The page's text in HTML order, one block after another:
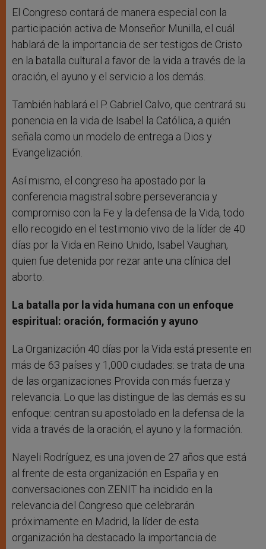
El Congreso contará de manera especial con la
participación activa de Monseñor Munilla, el cuál
hablará de la importancia de ser testigos de Cristo
en la batalla cultural a favor de la vida a través de la
oración, el ayuno y el servicio a los demás.
También hablará el P. Gabriel Calvo, que centrará su
ponencia en la vida de Isabel la Católica, a quién
señala como un modelo de entrega a Dios y
Evangelización.
Así mismo, el congreso ha apostado por la
conferencia magistral sobre perseverancia y
compromiso con la Fe y la defensa de la Vida, todo
ello recogido en el testimonio vivo de la líder de 40
días por la Vida en Reino Unido, Isabel Vaughan,
quien fue detenida por rezar ante una clínica del
aborto.
La batalla por la vida humana con un enfoque
espiritual: oración, formación y ayuno
La Organización 40 días por la Vida está presente en
más de 63 países y 1,000 ciudades: se trata de una
de las organizaciones Provida con más fuerza y
relevancia. Lo que las distingue de las demás es su
enfoque: centran su apostolado en la defensa de la
vida a través de la oración, el ayuno y la formación.
Nayeli Rodríguez, es una joven de 27 años que está
al frente de esta organización en España y en
conversaciones con ZENIT ha incidido en la
relevancia del Congreso que celebrarán
próximamente en Madrid, la líder de esta
organización ha destacado la importancia de